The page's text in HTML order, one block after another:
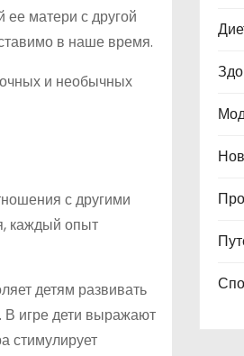
матери с другой
в наше время.
и необычных
с другими
каждый опыт
детям развивать
В игре дети выражают
стимулирует